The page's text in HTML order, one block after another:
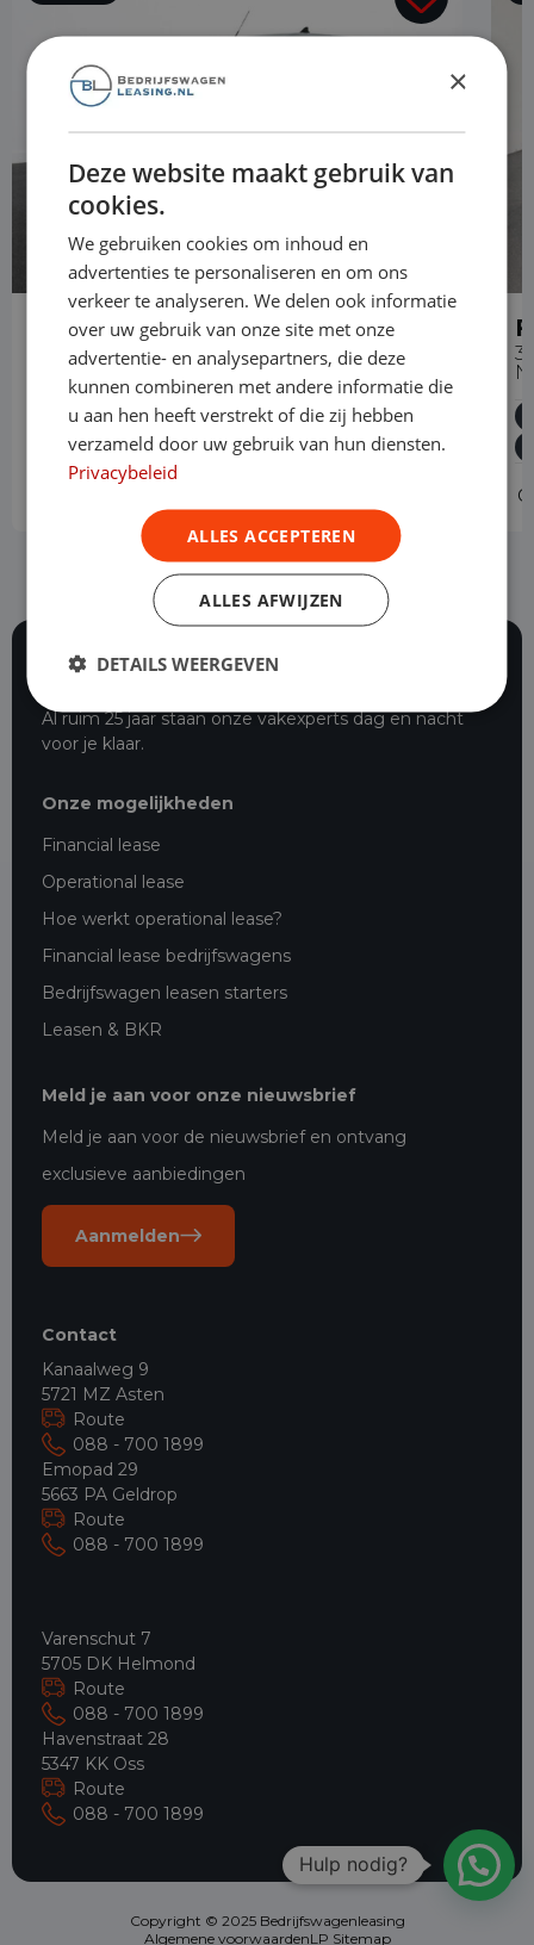
Ford Transit Connect
1.5 EcoBlue Automaat L2 Trend
Diesel Automaat 56.707 km
2023
Geldrop
L2H1
Al ruim 25 jaar staan onze vakexperts dag en nacht
voor je klaar.
Onze mogelijkheden
Financial lease
Operational lease
Hoe werkt operational lease?
Financial lease bedrijfswagens
Bedrijfswagen leasen starters
Leasen & BKR
Meld je aan voor onze nieuwsbrief
Meld je aan voor de nieuwsbrief en ontvang
exclusieve aanbiedingen
Aanmelden
Contact
Kanaalweg 9
5721 MZ Asten
Route
088 - 700 1899
Emopad 29
5663 PA Geldrop
Route
088 - 700 1899
Varenschut 7
5705 DK Helmond
Route
088 - 700 1899
Havenstraat 28
5347 KK Oss
Route
088 - 700 1899
Copyright © 2025 Bedrijfswagenleasing
Algemene voorwaardenLP Sitemap
Hulp nodig?
×
Deze website maakt gebruik van
cookies.
We gebruiken cookies om inhoud en
advertenties te personaliseren en om ons
verkeer te analyseren. We delen ook informatie
over uw gebruik van onze site met onze
advertentie- en analysepartners, die deze
kunnen combineren met andere informatie die
u aan hen heeft verstrekt of die zij hebben
verzameld door uw gebruik van hun diensten.
Privacybeleid
ALLES ACCEPTEREN
ALLES AFWIJZEN
DETAILS WEERGEVEN